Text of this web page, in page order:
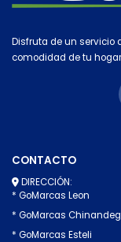
Disfruta de un servicio
comodidad de tu
CONTACTO
DIRECCIÓN:
* GoMarcas Leon
* GoMarcas
* GoMarcas Esteli